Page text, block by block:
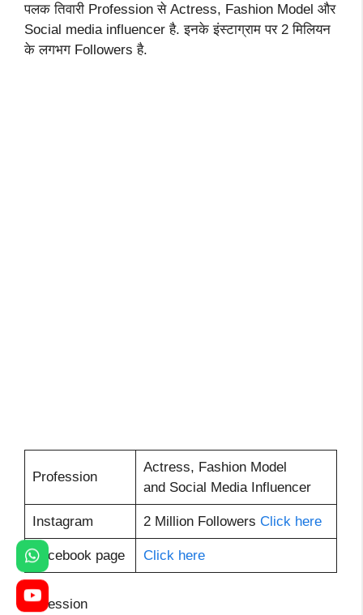
पलक तिवारी Profession से Actress, Fashion Model और
Social media influencer है. इनके इंस्टाग्राम पर 2 मिलियन
के लगभग Followers है.
Profession
Actress, Fashion Model
and Social Media Influencer
Instagram 2 Million Followers Click here
Facebook page Click here
profession